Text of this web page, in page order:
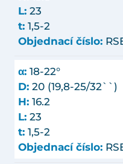
L: 23
t: 1,5-2
Objednací číslo:
α: 18-22°
D: 20 (19,8-25/32``)
H: 16.2
L: 23
t: 1,5-2
Objednací číslo: